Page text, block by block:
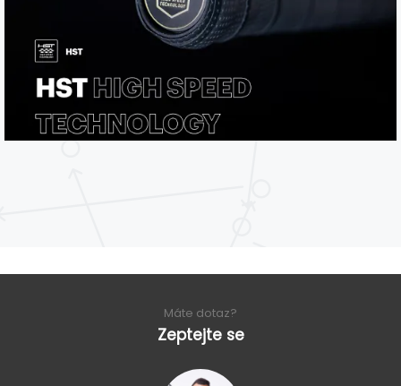
Máte dotaz?
Zeptejte se